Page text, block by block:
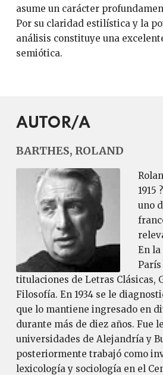
asume un carácter
Por su claridad estilística y la
análisis constituye una
semiótica.
AUTOR/A
BARTHES, ROLAND
1915
uno
En
París
titulaciones de Letras Clásicas,
Filosofía. En 1934 se le
que lo mantiene ingresado en
durante más de diez años. Fue
universidades de Alejandría y
posteriormente trabajó como
lexicología y sociología en el